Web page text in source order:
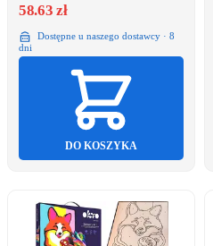
58.63 zł
Dostępne u naszego dostawcy · 8
dni
DO KOSZYKA